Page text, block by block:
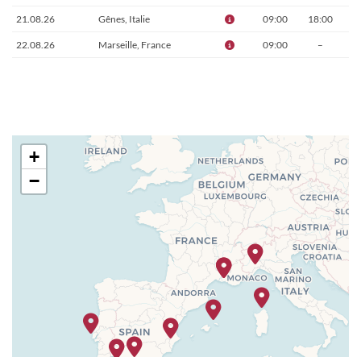
21.08.26 Gênes, Italie 09:00 18:00
22.08.26 Marseille, France 09:00 –
+
−